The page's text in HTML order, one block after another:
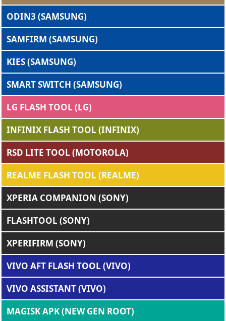
ODIN3 (SAMSUNG)
SAMFIRM (SAMSUNG)
KIES (SAMSUNG)
SMART SWITCH (SAMSUNG)
LG FLASH TOOL (LG)
INFINIX FLASH TOOL (INFINIX)
RSD LITE TOOL (MOTOROLA)
REALME FLASH TOOL (REALME)
XPERIA COMPANION (SONY)
FLASHTOOL (SONY)
XPERIFIRM (SONY)
VIVO AFT FLASH TOOL (VIVO)
VIVO ASSISTANT (VIVO)
MAGISK APK (NEW GEN ROOT)